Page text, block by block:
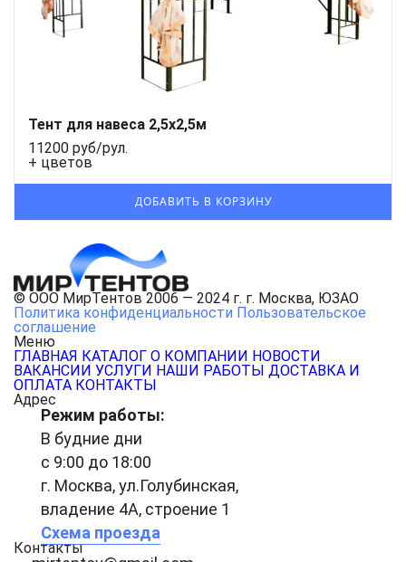
Тент для навеса 2,5x2,5м
11200 руб/рул.
+ цветов
© ООО МирТентов 2006 — 2024 г. г. Москва, ЮЗАО
Политика конфиденциальности Пользовательское
соглашение
Меню
ГЛАВНАЯ КАТАЛОГ О КОМПАНИИ НОВОСТИ
ВАКАНСИИ УСЛУГИ НАШИ РАБОТЫ ДОСТАВКА И
ОПЛАТА КОНТАКТЫ
Адрес
Режим работы:
В будние дни
с 9:00 до 18:00
г. Москва, ул.Голубинская,
владение 4А, строение 1
Схема проезда
Контакты